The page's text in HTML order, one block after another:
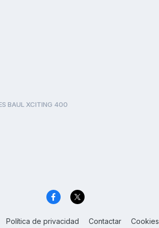
BAUL XCITING 400
Política de privacidad Contactar Cookies